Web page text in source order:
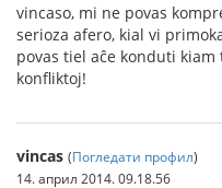
vincaso, mi ne povas
serioza afero, kial vi
povas tiel aĉe konduti
konfliktoj!
vincas (Погледати профил)
14. април 2014. 09.18.56